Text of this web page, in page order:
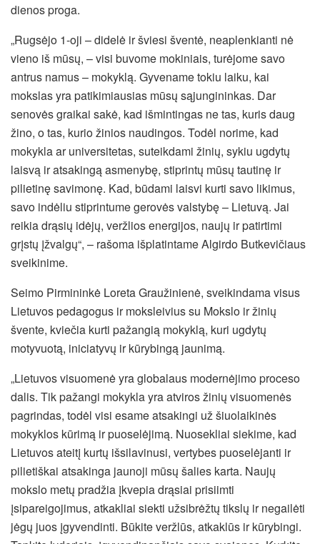
dienos proga.
„Rugsėjo 1-oji – didelė ir šviesi šventė, neaplenkianti nė
vieno iš mūsų, – visi buvome mokiniais, turėjome savo
antrus namus – mokyklą. Gyvename tokiu laiku, kai
mokslas yra patikimiausias mūsų sąjungininkas. Dar
senovės graikai sakė, kad išmintingas ne tas, kuris daug
žino, o tas, kurio žinios naudingos. Todėl norime, kad
mokykla ar universitetas, suteikdami žinių, sykiu ugdytų
laisvą ir atsakingą asmenybę, stiprintų mūsų tautinę ir
pilietinę savimonę. Kad, būdami laisvi kurti savo likimus,
savo indėliu stiprintume gerovės valstybę – Lietuvą. Jai
reikia drąsių idėjų, veržlios energijos, naujų ir patirtimi
grįstų įžvalgų“, – rašoma išplatintame Algirdo Butkevičiaus
sveikinime.
Seimo Pirmininkė Loreta Graužinienė, sveikindama visus
Lietuvos pedagogus ir moksleivius su Mokslo ir žinių
švente, kviečia kurti pažangią mokyklą, kuri ugdytų
motyvuotą, iniciatyvų ir kūrybingą jaunimą.
„Lietuvos visuomenė yra globalaus modernėjimo proceso
dalis. Tik pažangi mokykla yra atviros žinių visuomenės
pagrindas, todėl visi esame atsakingi už šiuolaikinės
mokyklos kūrimą ir puoselėjimą. Nuosekliai siekime, kad
Lietuvos ateitį kurtų išsilavinusi, vertybes puoselėjanti ir
pilietiškai atsakinga jaunoji mūsų šalies karta. Naujų
mokslo metų pradžia įkvepia drąsiai prisiimti
įsipareigojimus, atkakliai siekti užsibrėžtų tikslų ir negailėti
jėgų juos įgyvendinti. Būkite veržlūs, atkaklūs ir kūrybingi.